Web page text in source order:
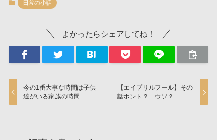
日常の小話
よかったらシェアしてね！
今の1番大事な時間は子供
達がいる家族の時間
【エイプリルフール】その
話ホント？ ウソ？